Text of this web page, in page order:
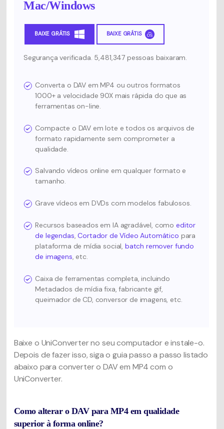
Mac/Windows
BAIXE GRÁTIS BAIXE GRÁTIS
Segurança verificada. 5,481,347 pessoas baixaram.
Converta o DAV em MP4 ou outros formatos
1000+ a velocidade 90X mais rápida do que as
ferramentas on-line.
Compacte o DAV em lote e todos os arquivos de
formato rapidamente sem comprometer a
qualidade.
Salvando vídeos online em qualquer formato e
tamanho.
Grave vídeos em DVDs com modelos fabulosos.
Recursos baseados em IA agradável, como editor
de legendas, Cortador de Vídeo Automático para
plataforma de mídia social, batch remover fundo
de imagens, etc.
Caixa de ferramentas completa, incluindo
Metadados de mídia fixa, fabricante gif,
queimador de CD, conversor de imagens, etc.
Baixe o UniConverter no seu computador e instale-o.
Depois de fazer isso, siga o guia passo a passo listado
abaixo para converter o DAV em MP4 com o
UniConverter.
Como alterar o DAV para MP4 em qualidade
superior à forma online?